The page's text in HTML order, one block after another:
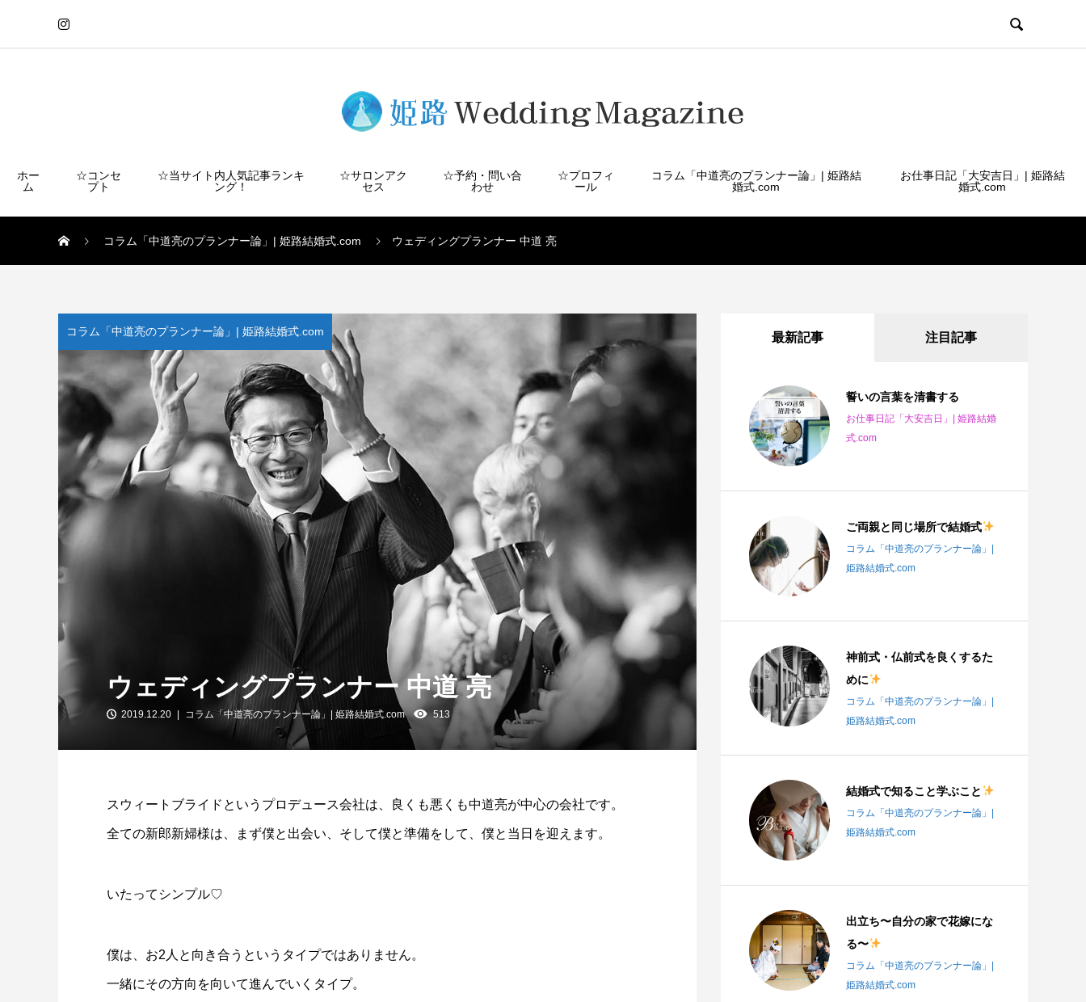

ホー
ム
☆コンセ
プト
☆当サイト内人気記事ランキ
ング！
☆サロンアク
セス
☆予約・問い合
わせ
☆プロフィ
ール
コラム「中道亮のプランナー論」| 姫路結
婚式.com
お仕事日記「大安吉日」| 姫路結
婚式.com
コラム「中道亮のプランナー論」| 姫路結婚式.com ウェディングプランナー 中道 亮
コラム「中道亮のプランナー論」| 姫路結婚式.com
ウェディングプランナー 中道 亮
2019.12.20 コラム「中道亮のプランナー論」| 姫路結婚式.com 513
スウィートブライドというプロデュース会社は、良くも悪くも中道亮が中心の会社です。
全ての新郎新婦様は、まず僕と出会い、そして僕と準備をして、僕と当日を迎えます。
いたってシンプル♡
僕は、お2人と向き合うというタイプではありません。
一緒にその方向を向いて進んでいくタイプ。
最新記事 注目記事
誓いの言葉を清書する
お仕事日記「大安吉日」| 姫路結婚
式.com
ご両親と同じ場所で結婚式
コラム「中道亮のプランナー論」|
姫路結婚式.com
神前式・仏前式を良くするた
めに
コラム「中道亮のプランナー論」|
姫路結婚式.com
結婚式で知ること学ぶこと
コラム「中道亮のプランナー論」|
姫路結婚式.com
出立ち〜自分の家で花嫁にな
る〜
コラム「中道亮のプランナー論」|
姫路結婚式.com